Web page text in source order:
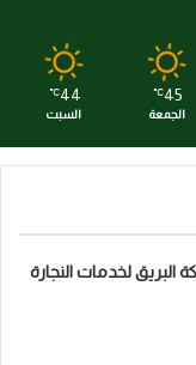
45
℃
الجمعة
44
℃
السبت
البريق لخدمات النجارة